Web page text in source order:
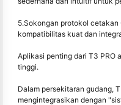
5.Sokongan protokol cetakan
kompatibilitas kuat dan
Aplikasi penting dari T3 PRO
tinggi.
Dalam persekitaran gudang,
mengintegrasikan dengan